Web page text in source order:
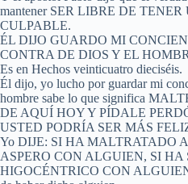
mantener SER LIBRE DE
CULPABLE.
ÉL DIJO GUARDO MI
CONTRA DE DIOS Y EL
Es en Hechos veinticuatro dieciséis.
Él dijo, yo lucho por guardar mi
hombre sabe lo que significa
DE AQUÍ HOY Y PÍDALE
USTED PODRÍA SER MÁS
Yo DIJE: SI HA MALTRATADO
ASPERO CON ALGUIEN, SI HA
HIGOCÉNTRICO CON